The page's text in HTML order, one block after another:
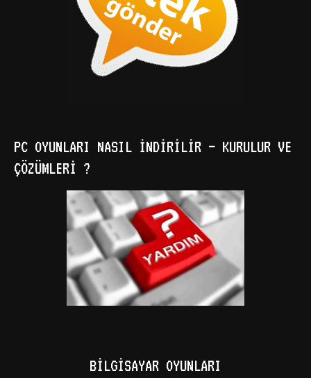
PC OYUNLARI NASIL İNDIRILIR – KURULUR VE
ÇÖZÜMLERI ?
BILGISAYAR OYUNLARI